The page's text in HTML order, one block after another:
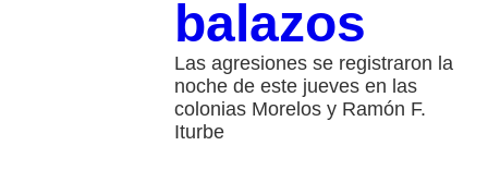
balazos
Las agresiones se registraron la
noche de este jueves en las
colonias Morelos y Ramón F.
Iturbe